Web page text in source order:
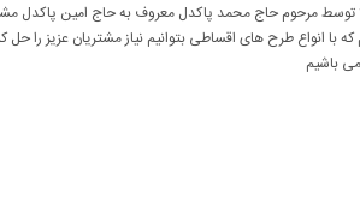
مجموعه پاک گلد از سال 1307 توسط مرحوم حاج محمد پاکدل معروف به حاج امین
با انواع طرح های اقساطی بتوانیم نیاز مشتریان عزیز را حل
باشیم